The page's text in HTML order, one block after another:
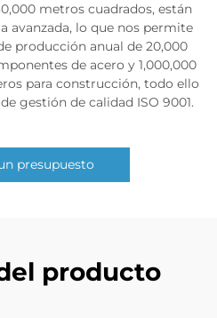
metros cuadrados, están
avanzada, lo que nos permite
producción anual de 20,000
de acero y 1,000,000
para construcción, todo ello
gestión de calidad ISO 9001.
presupuesto
producto